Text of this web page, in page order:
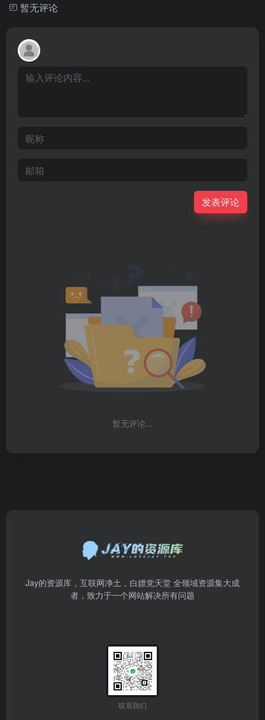
暂无评论
发表评论
暂无评论...
Jay的资源库，互联网净土，白嫖党天堂 全领域资源集大成
者，致力于一个网站解决所有问题
联系我们